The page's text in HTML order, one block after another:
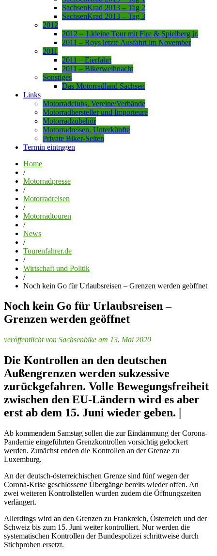
SachsenKrad 2013 – Tag 2
SachsenKrad 2013 – Tag 3
2012
2012 – 1.kleine Tour mit Fire & Spielberg jr.
2011 – Roys letzte Ausfahrt im November
2011
2011 – Eierfahrt
2011 – Bikerweihnacht
Sonstiges
Das Motorradland Sachsen
Links
Motorradclubs, Vereine/Verbände
Motorradhersteller und Importeure
Motorradzubehör
Motorradreisen, Unterkünfte
Private Biker-Seiten
Termin eintragen
Home
/
Motorradpresse
/
Motorradreisen
/
Motorradtouren
/
News
/
Tourenfahrer.de
/
Wirtschaft und Politik
/
Noch kein Go für Urlaubsreisen – Grenzen werden geöffnet
Noch kein Go für Urlaubsreisen –
Grenzen werden geöffnet
veröffentlicht von Sachsenbike am 13. Mai 2020
Die Kontrollen an den deutschen
Außengrenzen werden sukzessive
zurückgefahren. Volle Bewegungsfreiheit
zwischen den EU-Ländern wird es aber
erst ab dem 15. Juni wieder geben. |
Ab kommendem Samstag sollen die zur Eindämmung der Corona-
Pandemie eingeführten Grenzkontrollen vorsichtig gelockert
werden. Zunächst enden die Kontrollen an der Grenze zu
Luxemburg.
An der deutsch-österreichischen Grenze sind fünf wegen der
Corona-Krise geschlossene Übergänge bereits wieder offen. An
zwei weiteren Kontrollstellen wurden zudem die Öffnungszeiten
verlängert.
Allerdings wird an den Grenzen zu Frankreich, Österreich und der
Schweiz bis zum 15. Juni weiter kontrolliert. Nur werden die
systematischen Kontrollen der Bundespolizei schrittweise durch
Stichproben ersetzt.